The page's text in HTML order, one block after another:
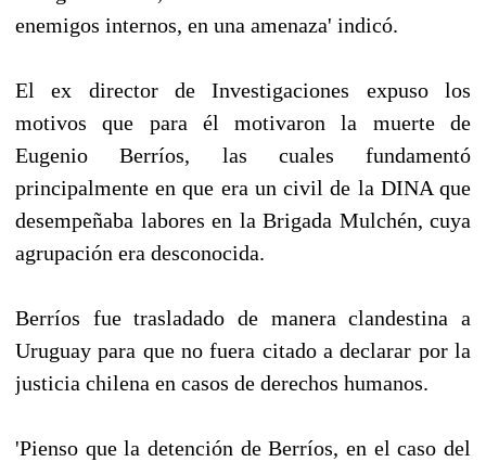
enemigos internos, en una amenaza' indicó.
El ex director de Investigaciones expuso los
motivos que para él motivaron la muerte de
Eugenio Berríos, las cuales fundamentó
principalmente en que era un civil de la DINA que
desempeñaba labores en la Brigada Mulchén, cuya
agrupación era desconocida.
Berríos fue trasladado de manera clandestina a
Uruguay para que no fuera citado a declarar por la
justicia chilena en casos de derechos humanos.
'Pienso que la detención de Berríos, en el caso del